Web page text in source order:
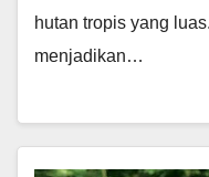
hutan tropis yang
menjadikan…